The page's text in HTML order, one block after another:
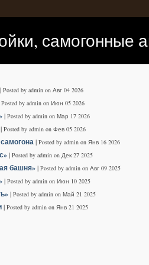
самогонные
| Posted by admin on Авг 04 2026
Posted by admin on Июн 05 2026
| Posted by admin on Мар 17 2026
| Posted by admin on Фев 05 2026
| Posted by admin on Янв 16 2026
| Posted by admin on Дек 27 2025
башня»| Posted by admin on Авг 09 2025
| Posted by admin on Июн 10 2025
| Posted by admin on Май 21 2025
| Posted by admin on Янв 21 2025